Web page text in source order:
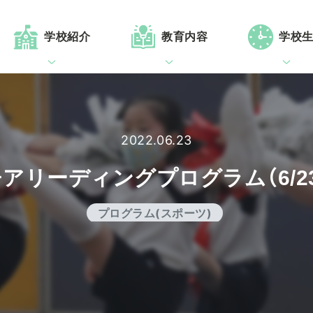
学校紹介 教育内容 学校
2022.06.23
リーディングプログラム（6/
プログラム(スポーツ)